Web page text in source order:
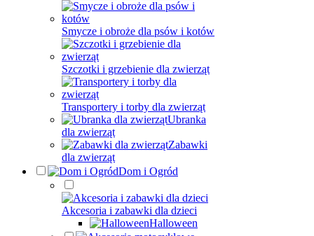
Smycze i obroże dla psów i kotów
Szczotki i grzebienie dla zwierząt
Transportery i torby dla zwierząt
Ubranka
dla zwierząt
Zabawki
dla zwierząt
Dom i Ogród
Akcesoria i zabawki dla dzieci
Halloween